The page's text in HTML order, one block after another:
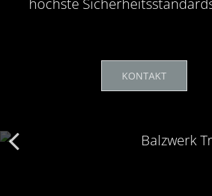
höchste
KONTAKT